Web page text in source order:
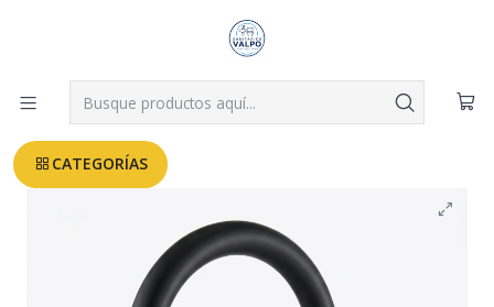
CATEGORÍAS
Despachos a todo Valparaíso, Viña, Quilpué y Villa Alemana desde
Leer más
Inicio GRIFERIAS COCINA - INDUSTRIAL
Monomando Lavaplatos Extraible Montevideo Fas